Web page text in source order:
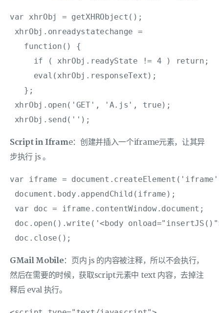
var xhrObj = getXHRObject();
xhrObj.onreadystatechange =
   function() {
     if ( xhrObj.readyState != 4 ) return;
     eval(xhrObj.responseText);
   };
xhrObj.open('GET', 'A.js', true);
xhrObj.send('');
Script in Iframe：创建并插入一个iframe元素，让其异
步执行 js 。
var iframe =
document.body.appendChild(iframe);
var doc = iframe.contentWindow.document;
doc.open().write('<body
doc.close();
GMail Mobile：页内 js 的内容被注释，所以不会执行，
然后在需要的时候，获取script元素中 text 内容，去掉注
释后 eval 执行。